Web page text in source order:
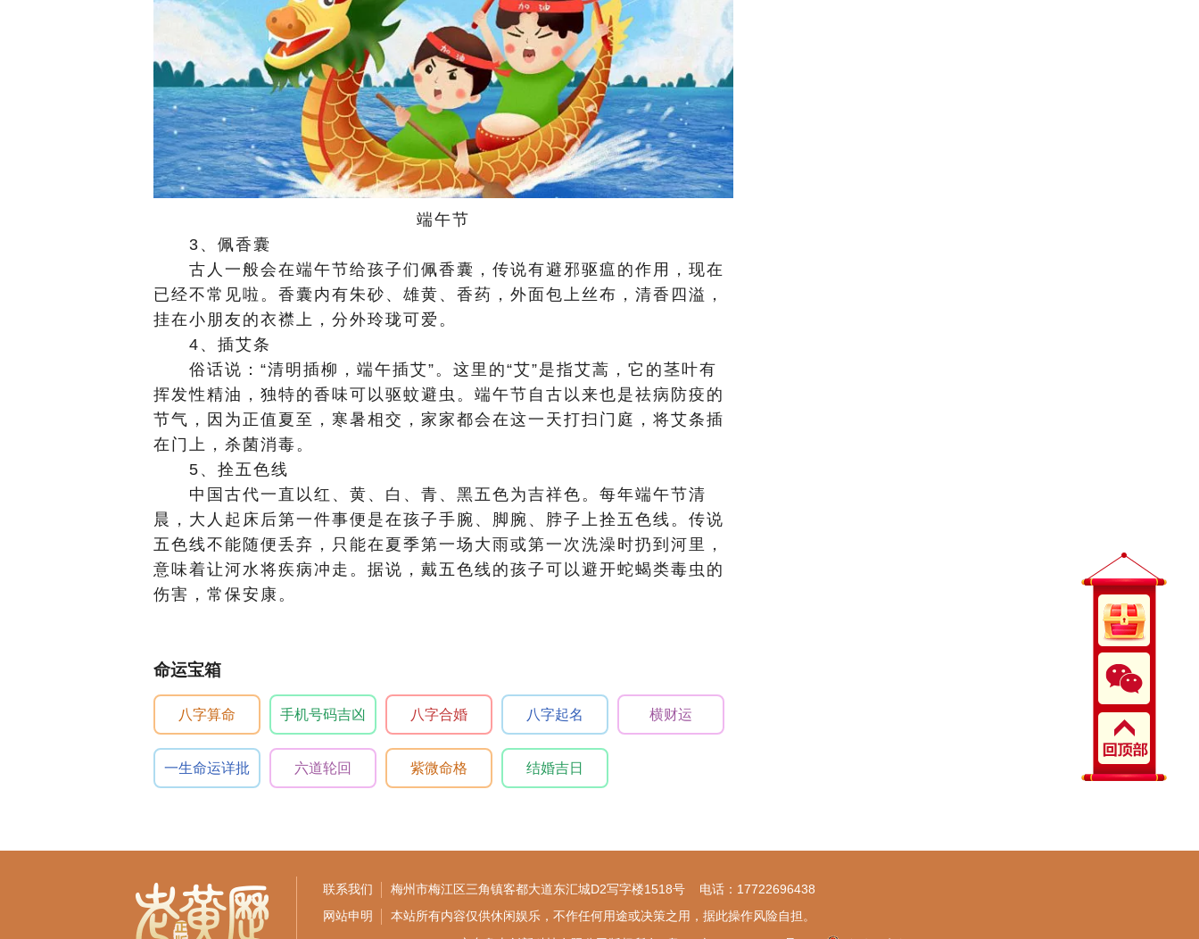
端午节
3、佩香囊
古人一般会在端午节给孩子们佩香囊，传说有避邪驱瘟的作用，现在
已经不常见啦。香囊内有朱砂、雄黄、香药，外面包上丝布，清香四溢，
挂在小朋友的衣襟上，分外玲珑可爱。
4、插艾条
俗话说：“清明插柳，端午插艾”。这里的“艾”是指艾蒿，它的茎叶有
挥发性精油，独特的香味可以驱蚊避虫。端午节自古以来也是祛病防疫的
节气，因为正值夏至，寒暑相交，家家都会在这一天打扫门庭，将艾条插
在门上，杀菌消毒。
5、拴五色线
中国古代一直以红、黄、白、青、黑五色为吉祥色。每年端午节清
晨，大人起床后第一件事便是在孩子手腕、脚腕、脖子上拴五色线。传说
五色线不能随便丢弃，只能在夏季第一场大雨或第一次洗澡时扔到河里，
意味着让河水将疾病冲走。据说，戴五色线的孩子可以避开蛇蝎类毒虫的
伤害，常保安康。
命运宝箱
八字算命 手机号码吉凶 八字合婚 八字起名 横财运
一生命运详批 六道轮回 紫微命格 结婚吉日
联系我们
梅州市梅江区三角镇客都大道东汇城D2写字楼1518号 电话：17722696438
网站申明
本站所有内容仅供休闲娱乐，不作任何用途或决策之用，据此操作风险自担。